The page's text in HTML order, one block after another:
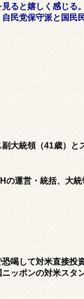
ると嬉しく感じる
民党保守派と国民
大統領（41歳）と
の運営・統括、大
喝して対米直接投
ッポンの対米スタ